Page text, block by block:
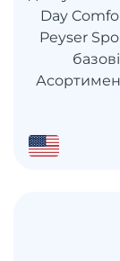
Day
Peyser